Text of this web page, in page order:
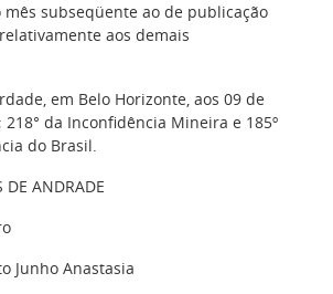
mês subseqüente ao de publicação
aos demais
em Belo Horizonte, aos 09 de
218° da Inconfidência Mineira e 185º
do Brasil.
DE ANDRADE
Junho Anastasia